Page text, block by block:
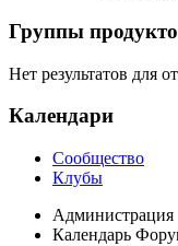
Группы
Нет результатов для
Календари
Сообщество
Клубы
Администрация
Календарь